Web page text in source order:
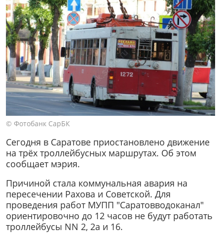
© Фотобанк СарБК
Сегодня в Саратове приостановлено движение
на трёх троллейбусных маршрутах. Об этом
сообщает мэрия.
Причиной стала коммунальная авария на
пересечении Рахова и Советской. Для
проведения работ МУПП "Саратовводоканал"
ориентировочно до 12 часов не будут работать
троллейбусы NN 2, 2а и 16.